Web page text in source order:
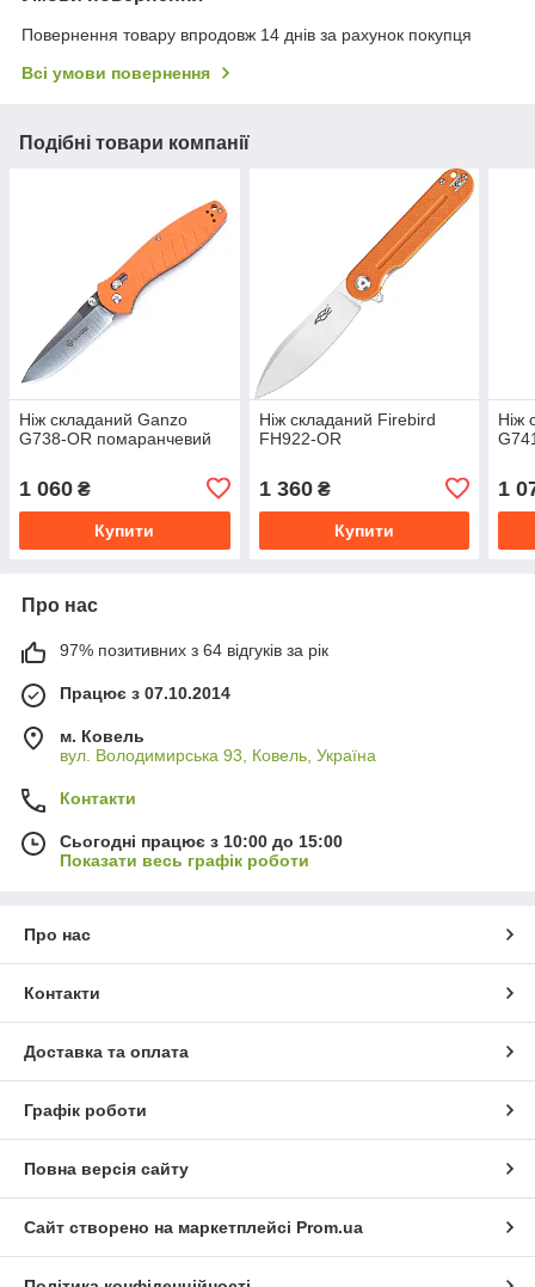
Повернення товару впродовж 14 днів за рахунок покупця
Всі умови повернення
Подібні товари компанії
Ніж складаний Ganzo
G738-OR помаранчевий
1 060 ₴
Купити
Ніж складаний Firebird
FH922-OR
1 360₴
Купити
Ніж
1
Про нас
97% позитивних з 64 відгуків за рік
Працює з 07.10.2014
м. Ковель
вул. Володимирська 93, Ковель, Україна
Контакти
Сьогодні працює з 10:00 до 15:00
Показати весь графік роботи
Про нас
Контакти
Доставка та оплата
Графік роботи
Повна версія сайту
Сайт створено на маркетплейсі Prom.ua